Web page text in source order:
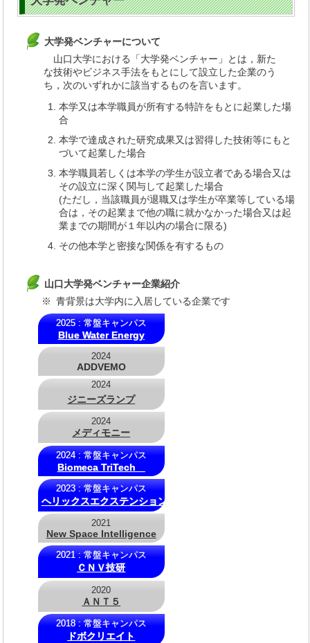
大学発ベンチャーについて
山口大学における「大学発ベンチャー」とは，新た
な技術やビジネス手法をもとにして設立した企業のう
ち，次のいずれかに該当するものを言います。
本学又は本学職員が所有する特許をもとに起業した場
合
本学で達成された研究成果又は習得した技術等にもと
づいて起業した場合
本学職員若しくは本学の学生が設立者である場合又は
その設立に深く関与して起業した場合
(ただし，当該職員が退職又は学生が卒業等している場
合は，その起業まで他の職に就かなかった場合又は起
業までの期間が１年以内の場合に限る)
その他本学と密接な関係を有するもの
山口大学発ベンチャー企業紹介
※ 青背景は大学内に入居している企業です
2025 : 常盤キャンパス
Blue Water Energy
2024
ADDVEMO
2024
ジニーズランプ
2024
メディモニー
2024 : 常盤キャンパス
Biomeca TriTech
2023 : 常盤キャンパス
ヘリックスエクステンション
2021
New Space Intelligence
2021 : 常盤キャンパス
ＣＮＶ技研
2020
ＡＮＴ５
2018 : 常盤キャンパス
ドボクリエイト